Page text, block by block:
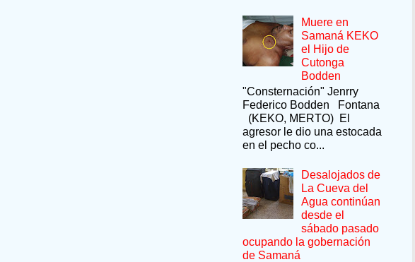
Muere en
Samaná KEKO
el Hijo de
Cutonga
Bodden
"Consternación" Jenrry
Federico Bodden Fontana
(KEKO, MERTO) El
agresor le dio una estocada
en el pecho co...
Desalojados de
La Cueva del
Agua continúan
desde el
sábado pasado
ocupando la gobernación
de Samaná